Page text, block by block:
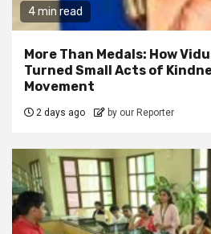
4 min read
More Than Medals: How
Turned Small Acts of
Movement
2 days ago by our Reporter